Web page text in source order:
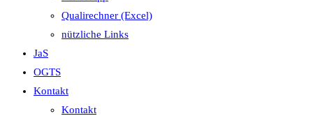
Qualirechner (Excel)
nützliche Links
JaS
OGTS
Kontakt
Kontakt